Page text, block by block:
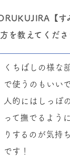
【す
を教えてくださ
くちばしの様な
で使うのもいい
人的にはしっぽ
って撫でるよう
りするのが気持
です！